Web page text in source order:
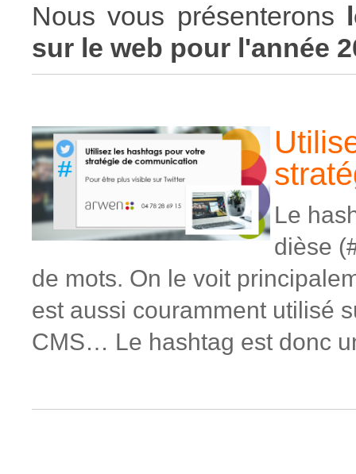
Nous vous présenterons
sur le web pour l'année
Le
dièse
de mots. On le voit
est aussi couramment utilisé
CMS… Le hashtag est donc